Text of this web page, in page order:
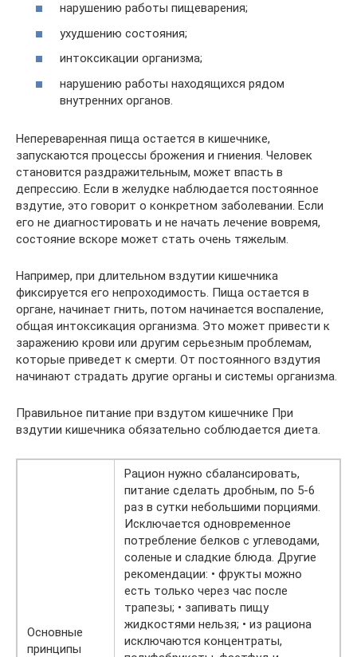
нарушению работы пищеварения;
ухудшению состояния;
интоксикации организма;
нарушению работы находящихся рядом
внутренних органов.
Непереваренная пища остается в кишечнике,
запускаются процессы брожения и гниения. Человек
становится раздражительным, может впасть в
депрессию. Если в желудке наблюдается постоянное
вздутие, это говорит о конкретном заболевании. Если
его не диагностировать и не начать лечение вовремя,
состояние вскоре может стать очень тяжелым.
Например, при длительном вздутии кишечника
фиксируется его непроходимость. Пища остается в
органе, начинает гнить, потом начинается воспаление,
общая интоксикация организма. Это может привести к
заражению крови или другим серьезным проблемам,
которые приведет к смерти. От постоянного вздутия
начинают страдать другие органы и системы организма.
Правильное питание при вздутом кишечнике При
вздутии кишечника обязательно соблюдается диета.
Основные
принципы
Рацион нужно сбалансировать,
питание сделать дробным, по 5-6
раз в сутки небольшими порциями.
Исключается одновременное
потребление белков с углеводами,
соленые и сладкие блюда. Другие
рекомендации: • фрукты можно
есть только через час после
трапезы; • запивать пищу
жидкостями нельзя; • из рациона
исключаются концентраты,